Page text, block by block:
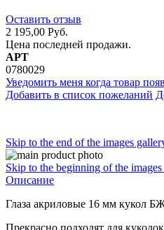
Оставить отзыв
2 195,00 Руб.
Цена последней продажи.
АРТ
0780029
Уведомить меня когда товар
Добавить в список пожеланий
Skip to the end of the images
Skip to the beginning of the
Описание
Глаза акриловые 16 мм кукол
Прекрасно подходят для